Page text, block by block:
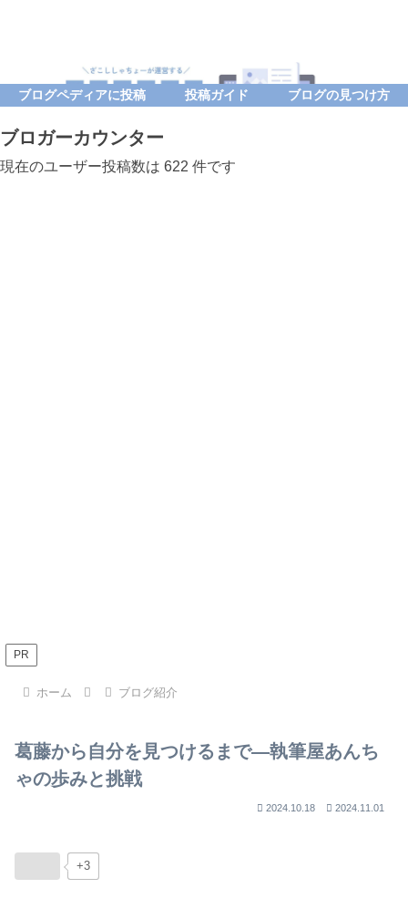
ブログペディアに投稿 投稿ガイド ブログの見つけ方
ブロガーカウンター
現在のユーザー投稿数は 622 件です
PR
ホーム ブログ紹介
葛藤から自分を見つけるまで—執筆屋あんち
ゃの歩みと挑戦
2024.10.18 2024.11.01
+3